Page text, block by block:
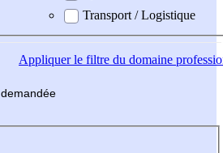
Transport / Logistique
Appliquerle filtre du domaine
demandée